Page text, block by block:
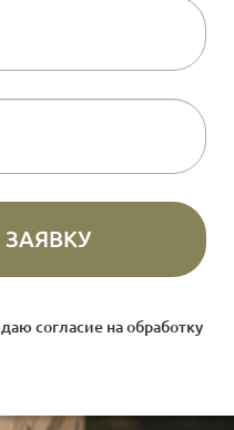
согласие наобработку